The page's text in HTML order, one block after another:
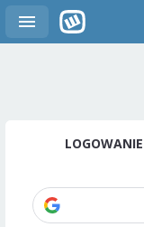
LOGOWANIE